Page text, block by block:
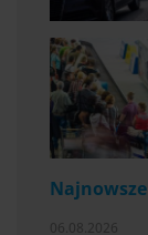
Najnowsze